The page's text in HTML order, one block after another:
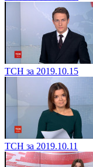
ТСН за 2019.10.15
ТСН за 2019.10.11